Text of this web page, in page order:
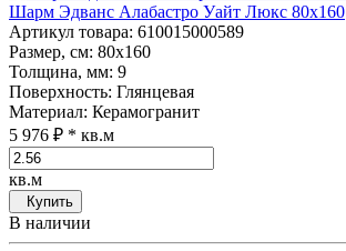
Шарм Эдванс Алабастро Уайт Люкс 80x160
Артикул товара: 610015000589
Размер, см: 80x160
Толщина, мм: 9
Поверхность: Глянцевая
Материал: Керамогранит
5 976 ₽ * кв.м
кв.м
Купить
В наличии